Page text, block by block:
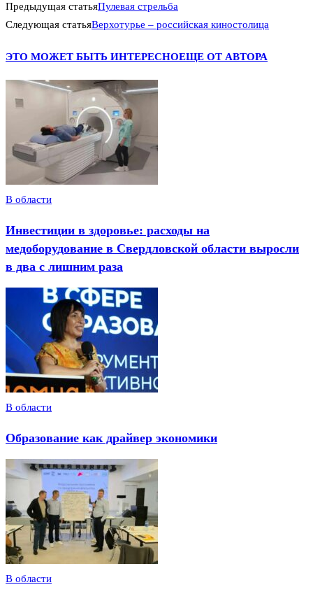
Предыдущая статьяПулевая стрельба
Следующая статьяВерхотурье – российская киностолица
ЭТО МОЖЕТ БЫТЬ ИНТЕРЕСНОЕЩЕ ОТ АВТОРА
В области
Инвестиции в здоровье: расходы на
медоборудование в Свердловской области выросли
в два с лишним раза
В области
Образование как драйвер экономики
В области